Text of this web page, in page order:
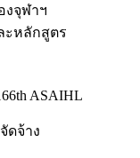
งจุฬาฯ
ะหลักสูตร
ASAIHL
ดจ้าง